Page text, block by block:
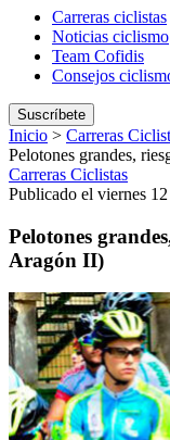
Carreras ciclistas
Noticias ciclismo
Team Cofidis
Consejos
Suscríbete
Inicio > Carreras
Pelotones grandes,
Carreras Ciclistas
Publicado el viernes
Pelotones
Aragón II)